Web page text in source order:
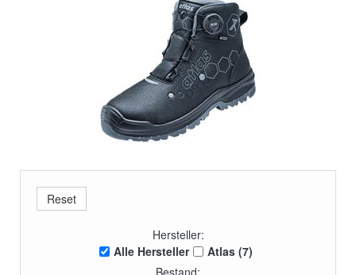
Hersteller:
Alle Hersteller
Atlas (7)
Bestand: